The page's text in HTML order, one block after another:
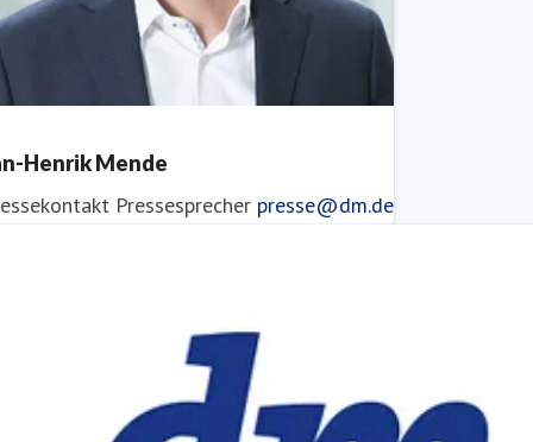
Henrik Mende
Pressesprecher presse@dm.de